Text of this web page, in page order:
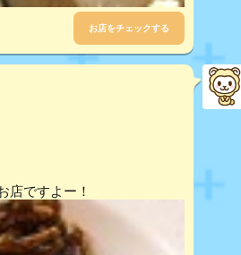
お店をチェックする
店ですよー！